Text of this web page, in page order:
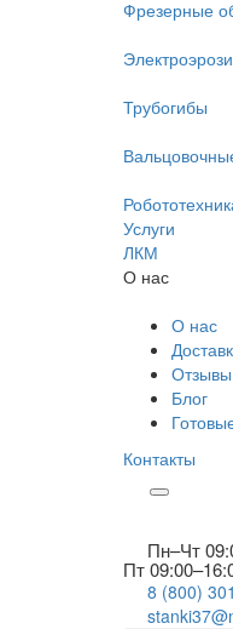
Фрезерные
Трубогибы
Услуги
ЛКМ
О нас
О нас
Отзывы
Блог
Контакты
Пн–Чт
Пт
8 (800)